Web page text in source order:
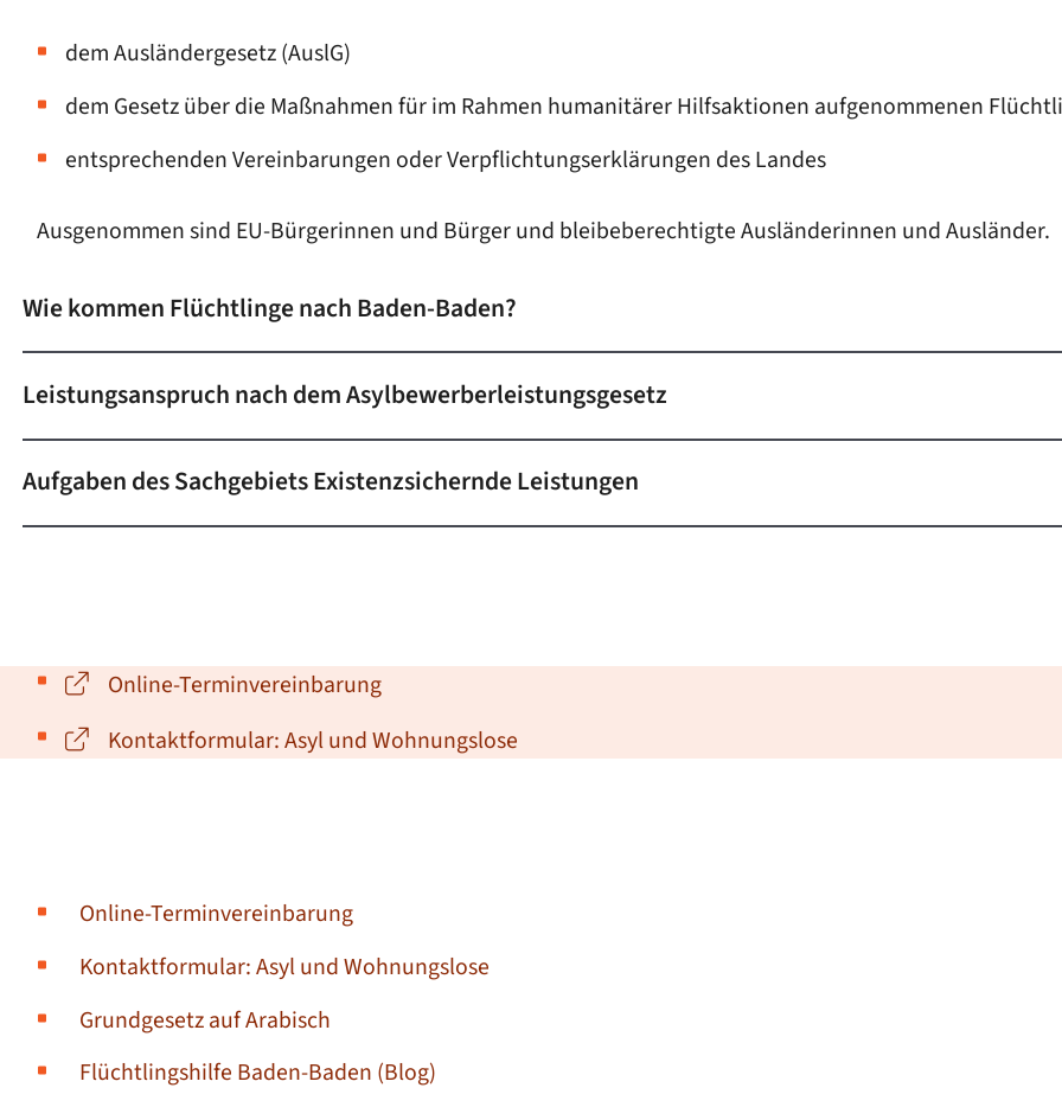
dem Ausländergesetz (AuslG)
dem Gesetz über die Maßnahmen für im Rahmen humanitärer Hilfsaktionen aufgenommenen
entsprechenden Vereinbarungen oder Verpflichtungserklärungen des Landes
Ausgenommen sind EU-Bürgerinnen und Bürger und bleibeberechtigte Ausländerinnen und Ausländer.
Wie kommen Flüchtlinge nach Baden-Baden?
Leistungsanspruch nach dem Asylbewerberleistungsgesetz
Aufgaben des Sachgebiets Existenzsichernde Leistungen
Online-Terminvereinbarung
Kontaktformular: Asyl und Wohnungslose
Online-Terminvereinbarung
Kontaktformular: Asyl und Wohnungslose
Grundgesetz auf Arabisch
Flüchtlingshilfe Baden-Baden (Blog)